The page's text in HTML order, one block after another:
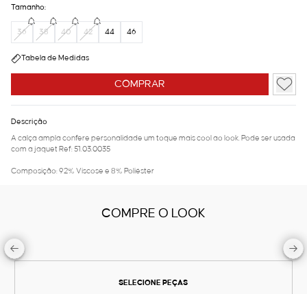
COMPRAR
Tamanho:
36 38 40 42 44 46
Tabela de Medidas
Descrição
A calça ampla confere personalidade um toque mais cool ao look. Pode ser usada
com a jaquet Ref: 51.03.0035
Composição: 92% Viscose e 8% Poliéster
COMPRE O LOOK
SELECIONE PEÇAS